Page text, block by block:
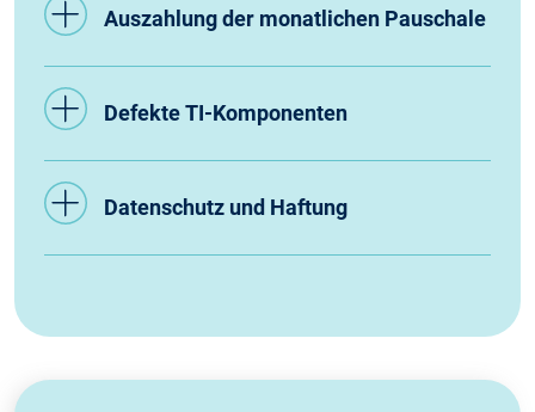
Auszahlung der monatlichen Pauschale
Defekte TI-Komponenten
Datenschutz und Haftung